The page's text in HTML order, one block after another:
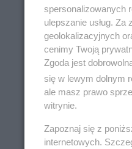
Producent: Aktiw
Bogaczowice Nr
spersonalizowanych
ulepszanie usług.
geolokalizacyjnych
cenimy Twoją
Zgoda jest
się w lewym dolnym
ale masz prawo
witrynie.
Zapoznaj się z
internetowych.